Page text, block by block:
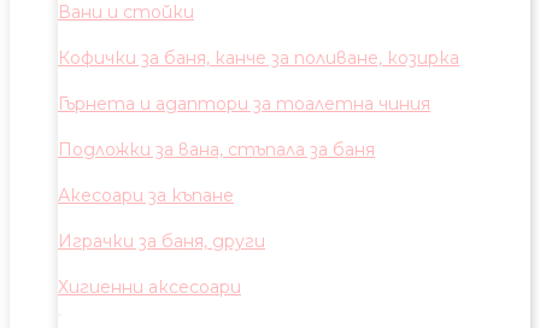
Вани и стойки
Кофички за баня, канче за поливане, козирка
Гърнета и адаптори за тоалетна чиния
Подложки за вана, стъпала за баня
Акесоари за къпане
Играчки за баня, други
Хигиенни аксесоари